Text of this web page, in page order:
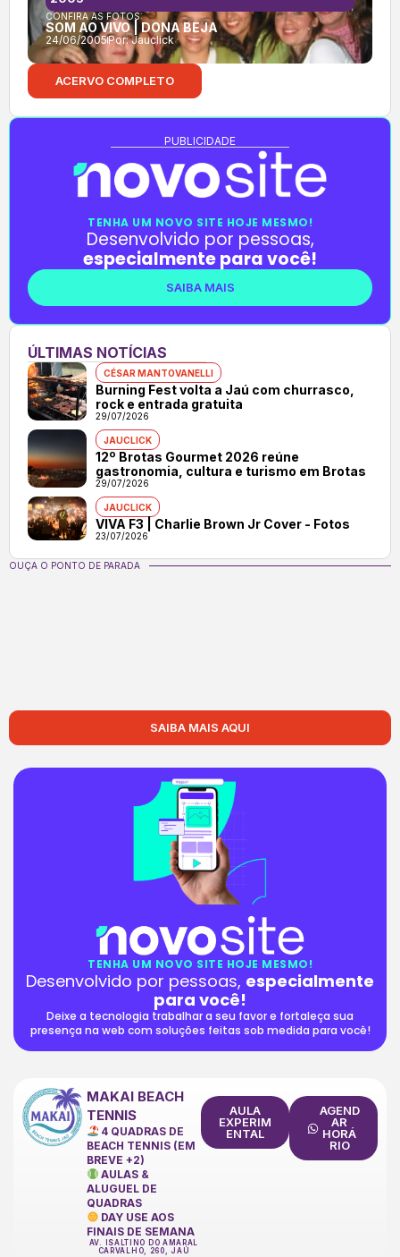
CONFIRA AS FOTOS:
SOM AO VIVO | DONA BEJA
24/06/2005Por:Jauclick
ACERVO COMPLETO
PUBLICIDADE
TENHA UM NOVO SITE HOJE MESMO!
Desenvolvido por pessoas,
especialmente para você!
SAIBA MAIS
ÚLTIMAS NOTÍCIAS
CÉSAR MANTOVANELLI
Burning Fest volta a Jaú com churrasco,
rock e entrada gratuita
29/07/2026
JAUCLICK
12º Brotas Gourmet 2026 reúne
gastronomia, cultura e turismo em Brotas
29/07/2026
JAUCLICK
VIVA F3 | Charlie Brown Jr Cover - Fotos
23/07/2026
OUÇA O PONTO DE PARADA
SAIBA MAIS AQUI
TENHA UM NOVO SITE HOJE MESMO!
Desenvolvido por pessoas, especialmente
para você!
Deixe a tecnologia trabalhar a seu favor e fortaleça sua
presença na web com soluções feitas sob medida para você!
MAKAI BEACH
TENNIS
4 QUADRAS DE
BEACH TENNIS (EM
BREVE +2)
AULAS &
ALUGUEL DE
QUADRAS
DAY USE AOS
FINAIS DE SEMANA
AV. ISALTINO DO AMARAL
CARVALHO, 260, JAÚ
AULA
EXPERIM
ENTAL
AGEND
AR
HORÁ
RIO